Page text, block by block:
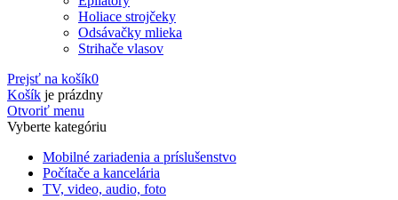
Holiace strojčeky
Odsávačky mlieka
Strihače vlasov
Prejsť na košík0
Košík je prázdny
Otvoriť menu
Vyberte kategóriu
Mobilné zariadenia a príslušenstvo
Počítače a kancelária
TV, video, audio, foto